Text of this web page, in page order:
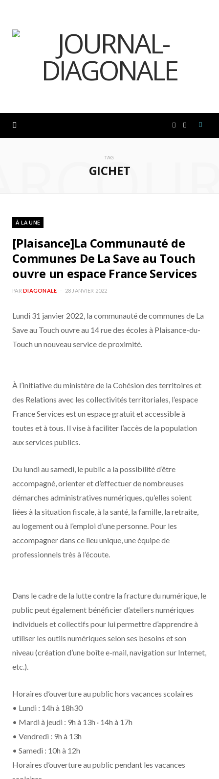
o
o r
TAG
GICHET
À LA UNE
[Plaisance]La Communauté de
Communes De La Save au Touch
ouvre un espace France Services
PAR DIAGONALE 28 JANVIER 2022
Lundi 31 janvier 2022, la communauté de communes de La
Save au Touch ouvre au 14 rue des écoles à Plaisance-du-
Touch un nouveau service de proximité.
À l’initiative du ministère de la Cohésion des territoires et
des Relations avec les collectivités territoriales, l’espace
France Services est un espace gratuit et accessible à
toutes et à tous. Il vise à faciliter l’accès de la population
aux services publics.
Du lundi au samedi, le public a la possibilité d’être
accompagné, orienter et d’effectuer de nombreuses
démarches administratives numériques, qu’elles soient
liées à la situation fiscale, à la santé, la famille, la retraite,
au logement ou à l’emploi d’une personne. Pour les
accompagner dans ce lieu unique, une équipe de
professionnels très à l’écoute.
Dans le cadre de la lutte contre la fracture du numérique, le
public peut également bénéficier d’ateliers numériques
individuels et collectifs pour lui permettre d’apprendre à
utiliser les outils numériques selon ses besoins et son
niveau (création d’une boîte e-mail, navigation sur Internet,
etc.).
Horaires d’ouverture au public hors vacances scolaires
• Lundi : 14h à 18h30
• Mardi à jeudi : 9h à 13h · 14h à 17h
• Vendredi : 9h à 13h
• Samedi : 10h à 12h
Horaires d’ouverture au public pendant les vacances